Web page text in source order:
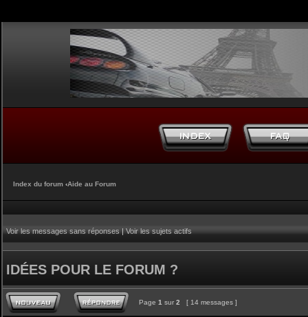
Index du forum ‹Aide au Forum
Voir les messages sans réponses|Voir les sujets actifs
IDÉES POUR LE FORUM ?
Page 1 sur 2 [ 14 messages ]